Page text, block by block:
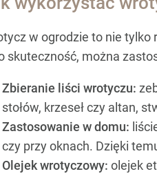
w ogrodzie to nie
skuteczność, można
Zbieranie liści wrotyczu:
stołów, krzeseł czy altan,
Zastosowanie w domu:
czy przy oknach. Dzięki
Olejek wrotyczowy: olejek